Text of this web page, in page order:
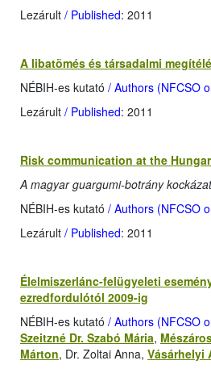
Lezárult / Published: 2011
A libatömés és társadalmi
NÉBIH-es kutató / Authors (NFCSO
Lezárult / Published: 2011
Risk communication at the
A magyar guargumi-botrány
NÉBIH-es kutató / Authors (NFCSO
Lezárult / Published: 2011
Élelmiszerlánc-felügyeleti
ezredfordulótól 2009-ig
NÉBIH-es kutató / Authors (NFCSO
Szeitzné Dr. Szabó Mária,
Márton, Dr. Zoltai Anna, Vásárhelyi